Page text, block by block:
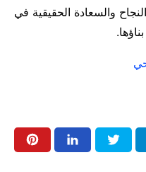
والسعادة الحقيقية في